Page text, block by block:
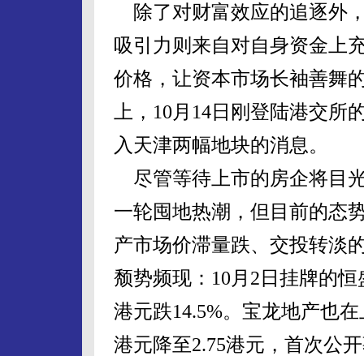
除了对财富效应的追逐外
吸引力则来自对自身资金上
价格，让资本市场长袖善舞
上，10月14日刚登陆港交
入天津两幅地块的消息。
尽管等待上市的房企将目
一轮囤地热潮，但目前的态
产市场价滞量跌、交投转淡
颓势频现：10月2日挂牌的
港元跌14.5%。宝龙地产也
港元降至2.75港元，首次公